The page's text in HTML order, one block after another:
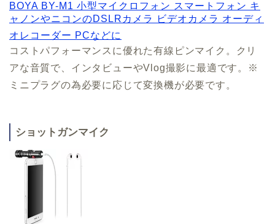
BOYA BY-M1 小型マイクロフォン スマートフォン キ
ャノンやニコンのDSLRカメラ ビデオカメラ オーディ
オレコーダー PCなどに
コストパフォーマンスに優れた有線ピンマイク。クリ
アな音質で、インタビューやVlog撮影に最適です。※
ミニプラグの為必要に応じて変換機が必要です。
ショットガンマイク